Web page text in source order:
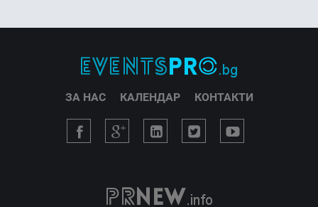
ЗА НАС КАЛЕНДАР КОНТАКТИ